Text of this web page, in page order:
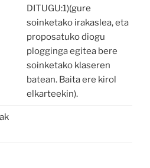
DITUGU:1)(gure
soinketako irakaslea, eta
proposatuko diogu
plogginga egitea bere
soinketako klaseren
batean. Baita ere kirol
elkarteekin).